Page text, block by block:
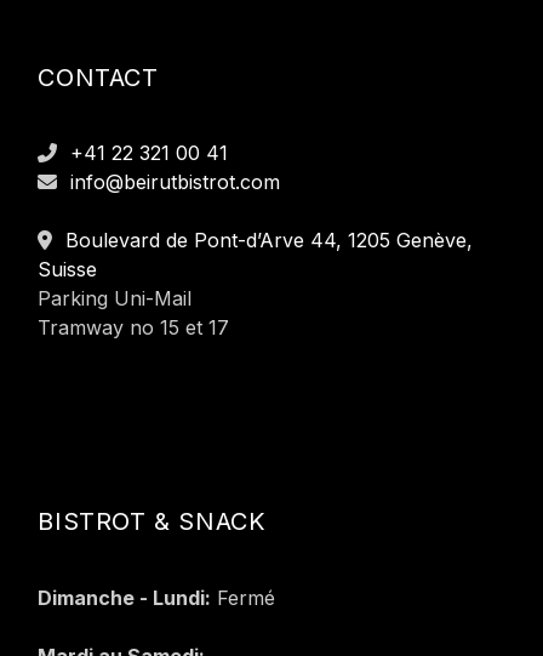
CONTACT
+41 22 321 00 41
info@beirutbistrot.com
Boulevard de Pont-d’Arve 44, 1205 Genève,
Suisse
Parking Uni-Mail
Tramway no 15 et 17
BISTROT & SNACK
Dimanche - Lundi: Fermé